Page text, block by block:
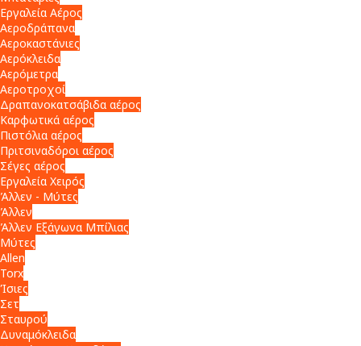
Εργαλεία Αέρος
Αεροδράπανα
Αεροκαστάνιες
Αερόκλειδα
Αερόμετρα
Αεροτροχοί
Δραπανοκατσάβιδα αέρος
Καρφωτικά αέρος
Πιστόλια αέρος
Πριτσιναδόροι αέρος
Σέγες αέρος
Εργαλεία Χειρός
Άλλεν - Μύτες
Άλλεν
Άλλεν Εξάγωνα Μπίλιας
Μύτες
Allen
Torx
Ίσιες
Σετ
Σταυρού
Δυναμόκλειδα